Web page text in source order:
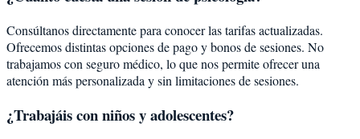
Consúltanos directamente para conocer las tarifas actualizadas.
Ofrecemos distintas opciones de pago y bonos de sesiones. No
trabajamos con seguro médico, lo que nos permite ofrecer una
atención más personalizada y sin limitaciones de sesiones.
¿Trabajáis con niños y adolescentes?